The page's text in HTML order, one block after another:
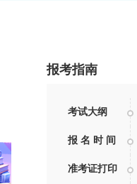
报考指南
考试大纲
报 名 时 间
准考证打印